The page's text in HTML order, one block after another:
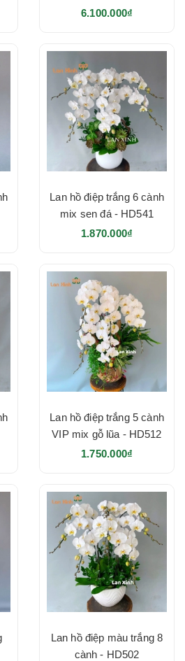
6.100.000₫
Lan hồ điệp trắng 6 cành
mix sen đá - HD541
1.870.000₫
Lan hồ điệp trắng 5 cành
VIP mix gỗ lũa - HD512
1.750.000₫
Lan hồ điệp màu trắng 8
cành - HD502